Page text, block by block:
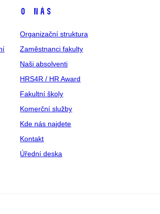
O nás
Organizační struktura
Zaměstnanci fakulty
Naši absolventi
HRS4R / HR Award
Fakultní školy
Komerční služby
Kde nás najdete
Kontakt
Úřední deska